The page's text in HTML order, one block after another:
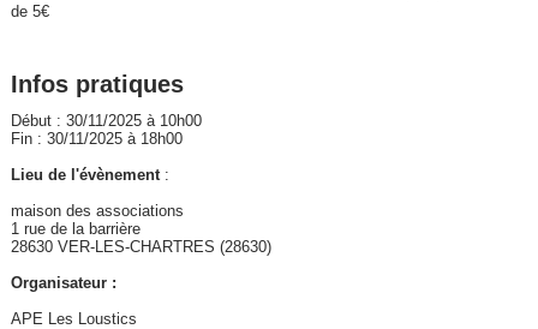
de 5€
Infos pratiques
Début : 30/11/2025 à 10h00
Fin : 30/11/2025 à 18h00
Lieu de l'évènement:
maison des associations
1 rue de la barrière
28630 VER-LES-CHARTRES (28630)
Organisateur :
APE Les Loustics